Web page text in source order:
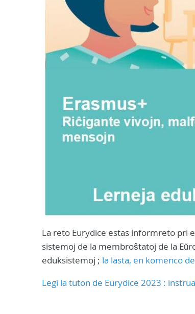
La reto Eurydice estas informreto pri
sistemoj de la membroŝtatoj de la
eduksistemoj ; la lasta, en komenco
Legi la tuton de Eurydice 2023 :